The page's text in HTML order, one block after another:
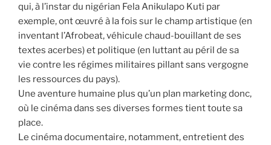
qui, à l’instar du nigérian Fela Anikulapo Kuti par
exemple, ont œuvré à la fois sur le champ artistique (en
inventant l’Afrobeat, véhicule chaud-bouillant de ses
textes acerbes) et politique (en luttant au péril de sa
vie contre les régimes militaires pillant sans vergogne
les ressources du pays).
Une aventure humaine plus qu’un plan marketing donc,
où le cinéma dans ses diverses formes tient toute sa
place.
Le cinéma documentaire, notamment, entretient des